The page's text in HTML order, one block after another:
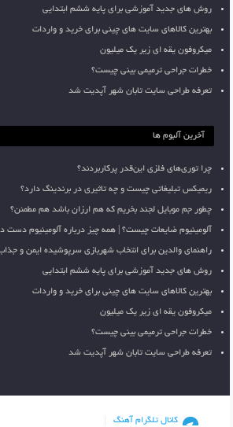
روش های جدید آموزشی برای پایه ششم ابتدایی
بهترین کالاهای سایت های چینی برای خرید و واردات
میکروفون یقه ای زیر یک میلیون
خطرات جراحی ترمیمی بینی چیست؟
تعرفه طراحی سایت تابان شهر آپدیت شد
آخرین آلبوم ها
چرا توری‌های فلزی این‌قدر پرکاربردند؟
ریمیکس تبلیغاتی چیست و چه تاثیری در برندینگ دارد؟
چطور جم موبایل لجند بخریم که هم ارزان باشد هم مطمئن؟
آلومینیوم ضایعات چیست؟ | همه چیز درباره آلومینیوم دست
راهنمای والدین برای انتخاب شهربازی سرپوشیده ایمن و
روش های جدید آموزشی برای پایه ششم ابتدایی
بهترین کالاهای سایت های چینی برای خرید و واردات
میکروفون یقه ای زیر یک میلیون
خطرات جراحی ترمیمی بینی چیست؟
تعرفه طراحی سایت تابان شهر آپدیت شد
کانال تلگرام آهنگ